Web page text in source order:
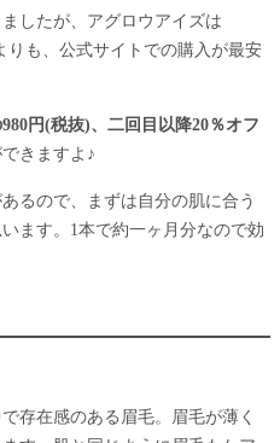
したが、アグロウアイズは
りも、公式サイトでの購入が最安
円(税抜)、二回目以降20％オフ
きますよ♪
るので、まずは自分の肌に合う
ます。1本で約一ヶ月分なので効
存在感のある眉毛。眉毛が薄く